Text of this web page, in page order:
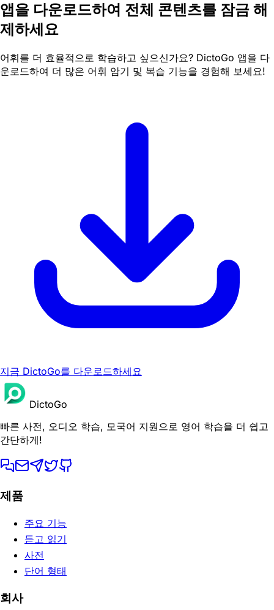
앱을 다운로드하여 전체 콘텐츠를 잠금 해
제하세요
어휘를 더 효율적으로 학습하고 싶으신가요? DictoGo 앱을 다
운로드하여 더 많은 어휘 암기 및 복습 기능을 경험해 보세요!
지금 DictoGo를 다운로드하세요
DictoGo
빠른 사전, 오디오 학습, 모국어 지원으로 영어 학습을 더 쉽고
간단하게!
제품
주요 기능
듣고 읽기
사전
단어 형태
회사